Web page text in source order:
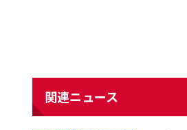
関連ニュース